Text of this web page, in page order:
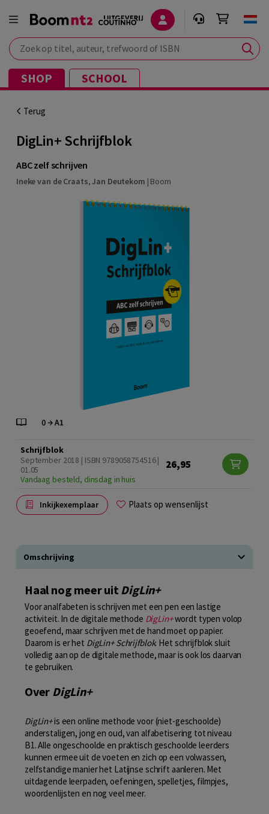
Zoek op titel, auteur, trefwoord of ISBN
SHOP SCHOOL
Terug
DigLin+ Schrijfblok
ABC zelf schrijven
Ineke van de Craats,Jan Deutekom | Boom
Schrijfblok
September 2018 | ISBN 9789058754516 |
01.05
Vandaag besteld, dinsdag in huis
26,95
Inkijkexemplaar Plaats op wensenlijst
Omschrijving
Haal nog meer uit DigLin+
Voor analfabeten is schrijven met een pen een lastige
activiteit. In de digitale methode DigLin+wordt typen volop
geoefend, maar schrijven met de hand moet op papier.
Daarom is er het DigLin+ Schrijfblok. Het schrijfblok sluit
volledig aan op de digitale methode, maar is ook los daarvan
te gebruiken.
Over DigLin+
DigLin+is een online methode voor (niet-geschoolde)
anderstaligen, jong en oud, van alfabetisering tot niveau
B1. Alle ongeschoolde en praktisch geschoolde leerders
kunnen ermee uit de voeten en zich op een volwassen,
zelfstandige manier het Latijnse schrift aanleren. Met
uitdagende leerpaden, oefeningen, spelletjes, filmpjes,
woordenlijsten en nog veel meer.